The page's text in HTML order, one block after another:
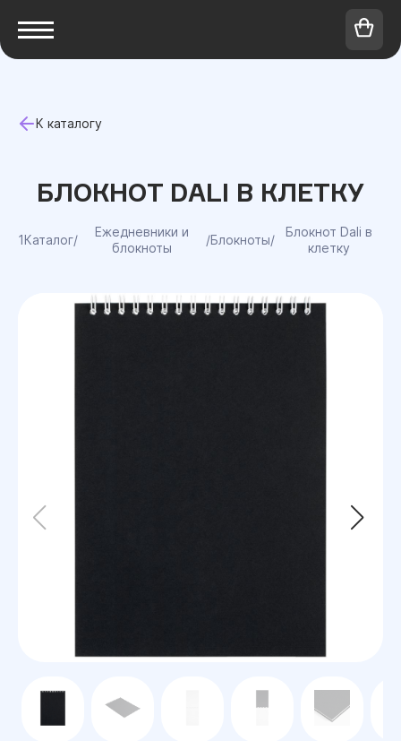
К каталогу
БЛОКНОТ DALI В КЛЕТКУ
1Каталог/
Ежедневники и
блокноты
/Блокноты/
Блокнот Dali в
клетку